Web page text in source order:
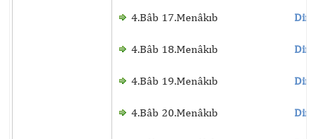
4.Bâb 17.Menâkıb
4.Bâb 18.Menâkıb
4.Bâb 19.Menâkıb
4.Bâb 20.Menâkıb